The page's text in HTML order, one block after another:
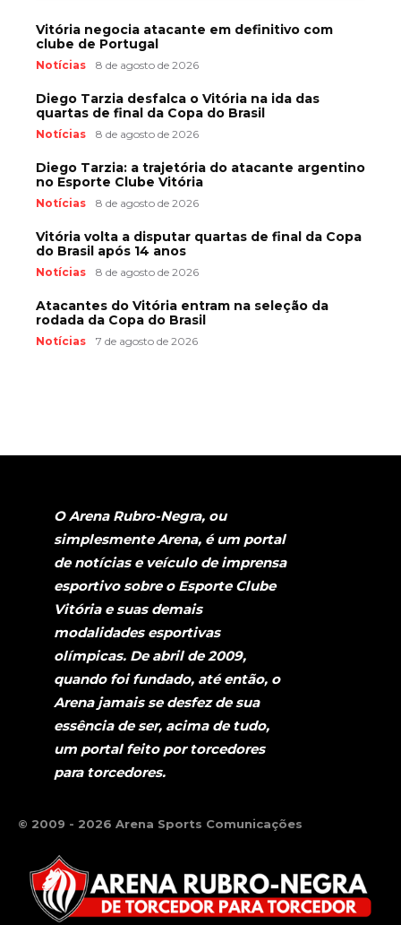
Vitória negocia atacante em definitivo com
clube de Portugal
Notícias 8 de agosto de 2026
Diego Tarzia desfalca o Vitória na ida das
quartas de final da Copa do Brasil
Notícias 8 de agosto de 2026
Diego Tarzia: a trajetória do atacante argentino
no Esporte Clube Vitória
Notícias 8 de agosto de 2026
Vitória volta a disputar quartas de final da Copa
do Brasil após 14 anos
Notícias 8 de agosto de 2026
Atacantes do Vitória entram na seleção da
rodada da Copa do Brasil
Notícias 7 de agosto de 2026
O Arena Rubro-Negra, ou
simplesmente Arena, é um portal
de notícias e veículo de imprensa
esportivo sobre o Esporte Clube
Vitória e suas demais
modalidades esportivas
olímpicas. De abril de 2009,
quando foi fundado, até então, o
Arena jamais se desfez de sua
essência de ser, acima de tudo,
um portal feito por torcedores
para torcedores.
© 2009 - 2026 Arena Sports Comunicações